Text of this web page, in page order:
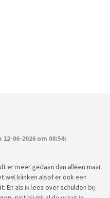
06-2026 om 08:54:
er meer gedaan dan alleen maar
wel klinken alsof er ook een
En als ik lees over schulden bij